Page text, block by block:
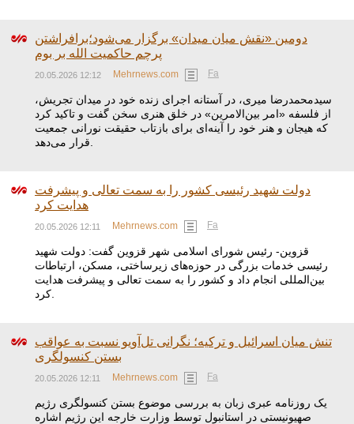
دومین «نقش میان میدان» برگزار می‌شود؛برافراشتن
پرچم حاکمیت الله بر بوم
20.05.2026 12:12 Mehrnews.com Fa
سیدمحمدرضا میری، در آستانه اجرای زنده خود در میدان تجریش،
از فلسفه «امر بین‌الامرین» در خلق هنری سخن گفت و تاکید کرد
که هیجان و هنر خود را آینه‌ای برای بازتاب حقیقت نورانی جمعیت
دولت شهید رئیسی کشور را به سمت تعالی و پیشرفت
هدایت کرد
20.05.2026 12:11 Mehrnews.com Fa
قزوین- رئیس شورای اسلامی شهر قزوین گفت: دولت شهید
رئیسی خدمات بزرگی در حوزه‌های زیرساختی، مسکن، ارتباطات
بین‌المللی انجام داد و کشور را به سمت تعالی و پیشرفت هدایت
تنش میان اسرائیل و ترکیه؛ نگرانی تل‌آویو نسبت به عواقب
بستن کنسولگری
20.05.2026 12:11 Mehrnews.com Fa
یک روزنامه عبری زبان به بررسی موضوع بستن کنسولگری رژیم
صهیونیستی در استانبول توسط وزارت خارجه این رژیم اشاره